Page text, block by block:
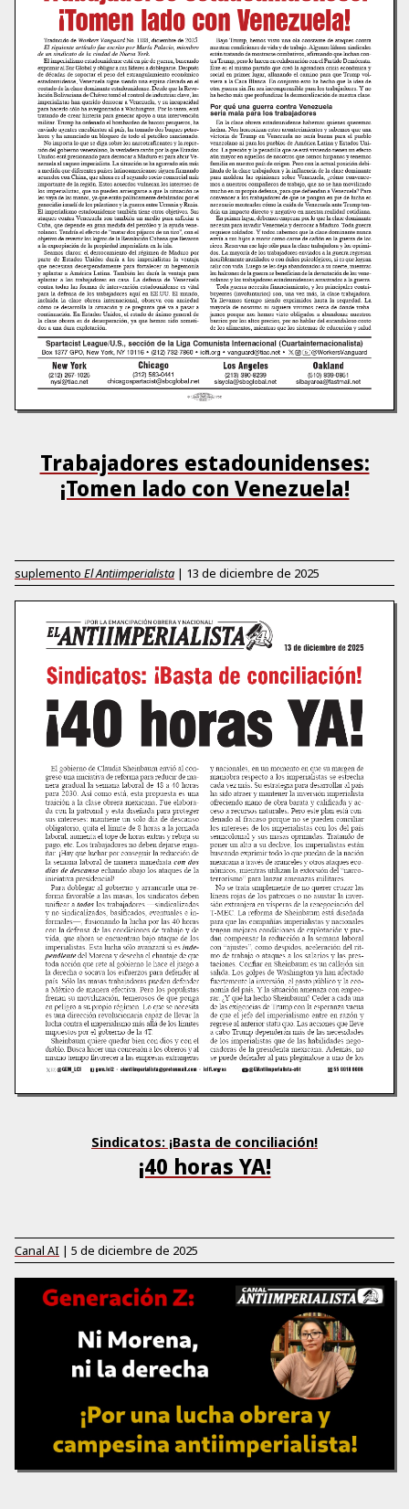
Trabajadores estadounidenses:
¡Tomen lado con Venezuela!
suplemento El Antiimperialista | 13 de diciembre de 2025
Sindicatos: ¡Basta de conciliación!
¡40 horas YA!
Canal AI | 5 de diciembre de 2025